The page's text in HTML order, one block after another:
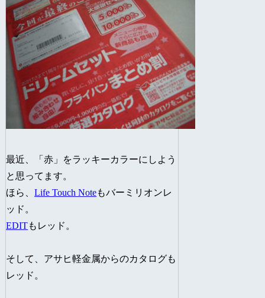
最近、「赤」をラッキーカラーにしよう
と思ってます。
ほら、Life Touch Noteもバーミリオンレ
ッド。
EDITもレッド。
そして、アサヒ軽金属からのカタログも
レッド。